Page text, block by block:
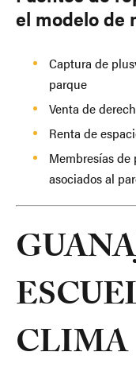
el modelo de
Captura de
parque
Venta de
Renta de
Membresías
asociados al
CLIMA